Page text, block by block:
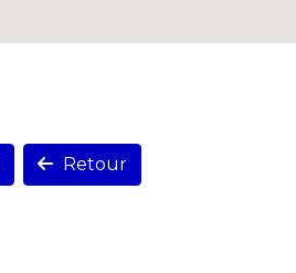
Retour